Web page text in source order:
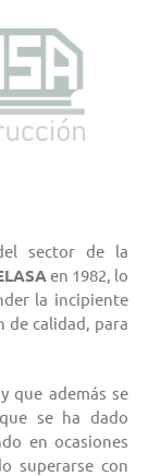
sector de la
en 1982, lo
la incipiente
de calidad, para
que además se
se ha dado
en ocasiones
superarse con